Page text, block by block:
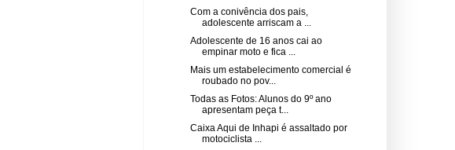
Com a conivência dos pais,
adolescente arriscam a ...
Adolescente de 16 anos cai ao
empinar moto e fica ...
Mais um estabelecimento comercial é
roubado no pov...
Todas as Fotos: Alunos do 9º ano
apresentam peça t...
Caixa Aqui de Inhapi é assaltado por
motociclista ...